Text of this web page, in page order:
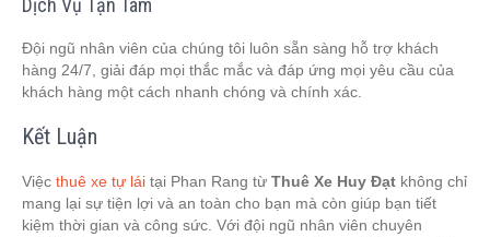
Dịch Vụ Tận Tâm
Đội ngũ nhân viên của chúng tôi luôn sẵn sàng hỗ trợ khách
hàng 24/7, giải đáp mọi thắc mắc và đáp ứng mọi yêu cầu của
khách hàng một cách nhanh chóng và chính xác.
Kết Luận
Việc thuê xe tự lái tại Phan Rang từ Thuê Xe Huy Đạt không chỉ
mang lại sự tiện lợi và an toàn cho bạn mà còn giúp bạn tiết
kiệm thời gian và công sức. Với đội ngũ nhân viên chuyên